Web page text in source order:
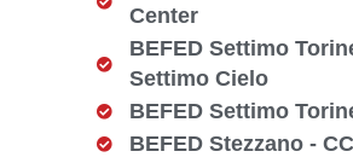
Center
BEFED Settimo
Settimo Cielo
BEFED Settimo
BEFED Stezzano -